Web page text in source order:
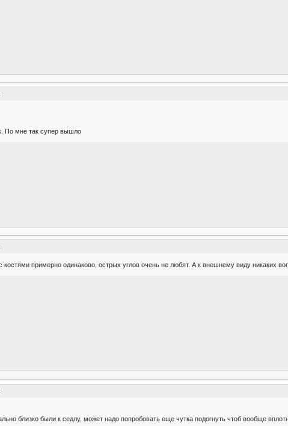
По мне так супер вышло
костями примерно одинаково, острых углов очень не любят. А к внешнему виду никаких
близко были к седлу, может надо попробовать еще чутка подогнуть чтоб вообще